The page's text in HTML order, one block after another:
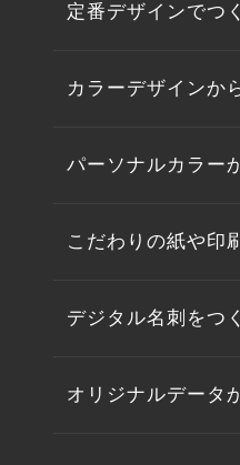
定番デザインでつ
カラーデザインか
パーソナルカラー
こだわりの紙や印
デジタル名刺をつ
オリジナルデータ